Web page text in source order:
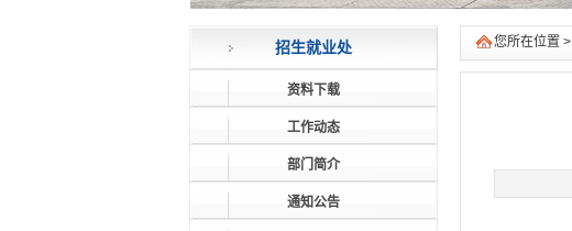
招生就业处
资料下载
工作动态
部门简介
通知公告
您所在位置 >